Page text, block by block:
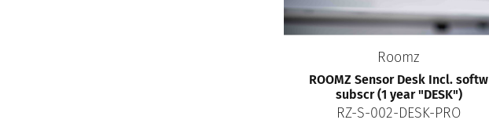
Roomz
ROOMZ Sensor Desk Incl. softw
subscr (1 year "DESK")
RZ-S-002-DESK-PRO